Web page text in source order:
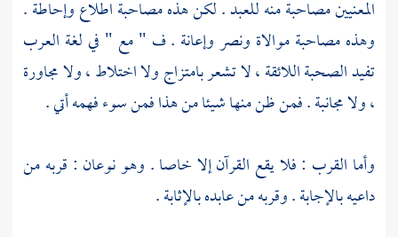
المعنيين مصاحبة منه للعبد . لكن هذه مصاحبة اطلاع وإحاطة .
وهذه مصاحبة موالاة ونصر وإعانة . ف " مع " في لغة العرب
تفيد الصحبة اللائقة ، لا تشعر بامتزاج ولا اختلاط ، ولا مجاورة
، ولا مجانبة . فمن ظن منها شيئا من هذا فمن سوء فهمه أتي .
وأما القرب : فلا يقع القرآن إلا خاصا . وهو نوعان : قربه من
داعيه بالإجابة . وقربه من عابده بالإثابة .